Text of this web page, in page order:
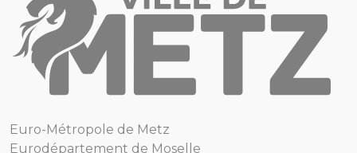
Euro-Métropole de Metz
Eurodépartement de Moselle